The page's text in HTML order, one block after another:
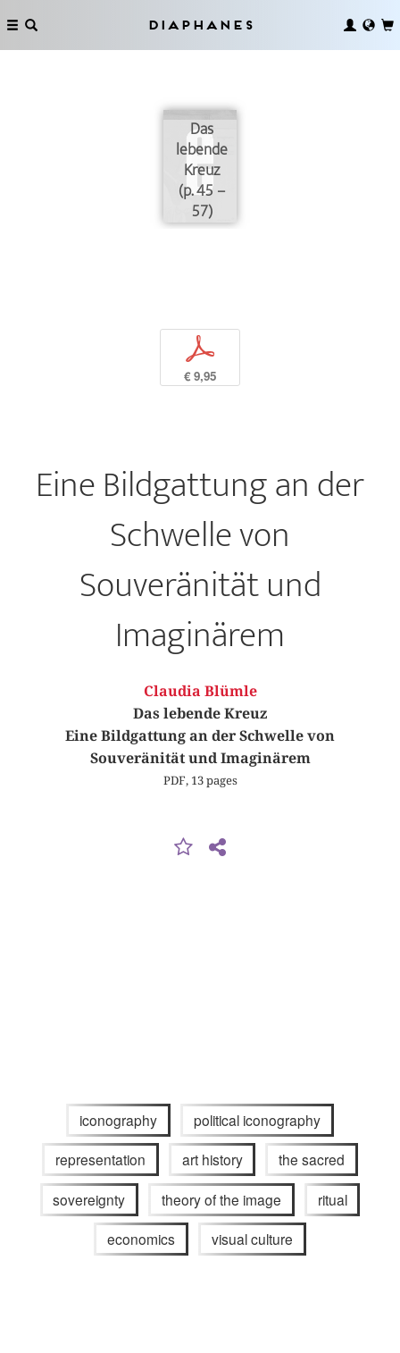
Diaphanes
Das
lebende
Kreuz
(p. 45 –
57)
p
€ 9,95
Eine Bildgattung an der
Schwelle von
Souveränität und
Imaginärem
Claudia Blümle
Das lebende Kreuz
Eine Bildgattung an der Schwelle von
Souveränität und Imaginärem
PDF, 13 pages
iconography political iconography
representation art history the sacred
sovereignty theory of the image ritual
economics visual culture